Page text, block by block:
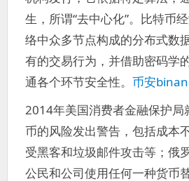
生，所谓“去中心化”。比特币
络中众多节点构成的分布式数
有的交易行为，并借助密码学
通各个环节安全性。 币安
2014年美国消费者金融保护局
币的风险发出警告，包括成本
受黑客和垃圾邮件攻击等；俄
公民和公司使用任何一种货币